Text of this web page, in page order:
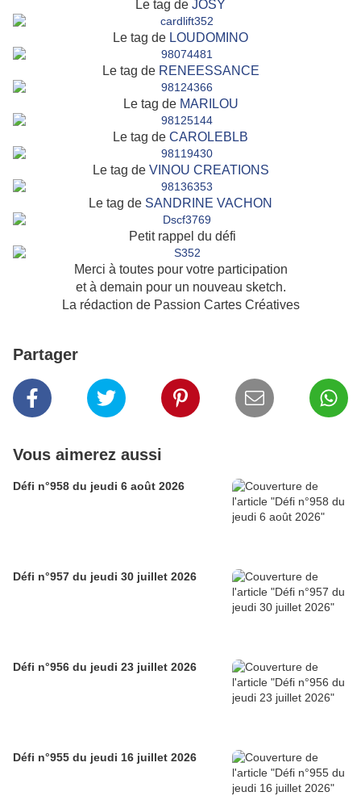
Le tag de JOSY
Le tag de LOUDOMINO
Le tag de RENEESSANCE
Le tag de MARILOU
Le tag de CAROLEBLB
Le tag de VINOU CREATIONS
Le tag de SANDRINE VACHON
Petit rappel du défi
Merci à toutes pour votre participation
et à demain pour un nouveau sketch.
La rédaction de Passion Cartes Créatives
Partager
Vous aimerez aussi
Défi n°958 du jeudi 6 août 2026
Défi n°957 du jeudi 30 juillet 2026
Défi n°956 du jeudi 23 juillet 2026
Défi n°955 du jeudi 16 juillet 2026